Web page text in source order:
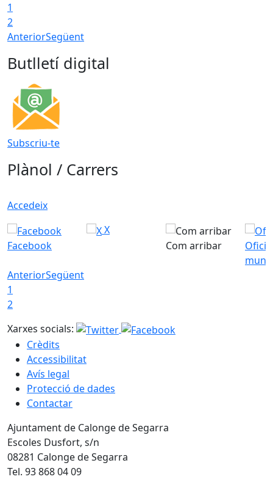
1
2
AnteriorSegüent
Butlletí digital
Subscriu-te
Plànol / Carrers
Accedeix
Facebook
X
Com arribar
AnteriorSegüent
1
2
Xarxes socials:
Crèdits
Accessibilitat
Avís legal
Protecció de dades
Contactar
Ajuntament de Calonge de Segarra
Escoles Dusfort, s/n
08281 Calonge de Segarra
Tel. 93 868 04 09